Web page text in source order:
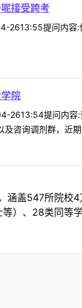
接受跨考
提问内容:
院
提问内容
咨询调剂群，近
涵盖547所院
）、28类同等